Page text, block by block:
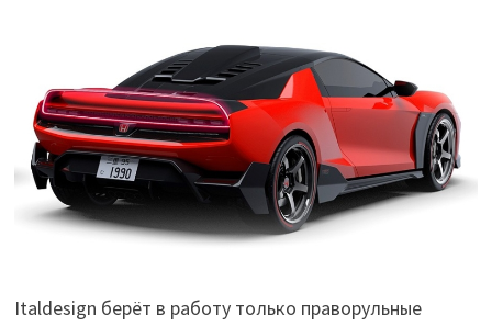
Italdesign берёт в работу только праворульные